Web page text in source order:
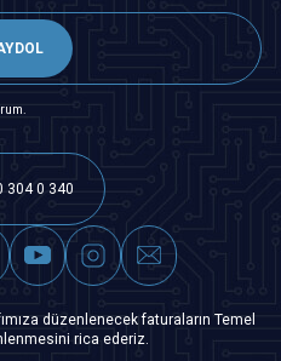
304 0 340
düzenlenecek faturaların Temel
rica ederiz.